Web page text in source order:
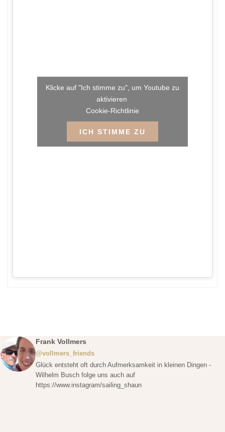
Klicke auf "Ich stimme zu", um Youtube zu
aktivieren
Cookie-Richtlinie
ICH STIMME ZU
Frank Vollmers
@vollmers_friends
Glück entsteht oft durch Aufmerksamkeit in kleinen Dingen -
Wilhelm Busch folge uns auch auf
https://www.instagram/sailing_shaun